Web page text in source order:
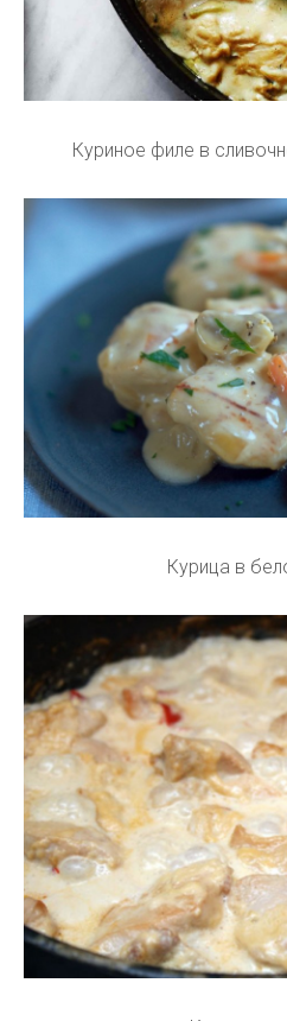
Куриное филе в
Курица в